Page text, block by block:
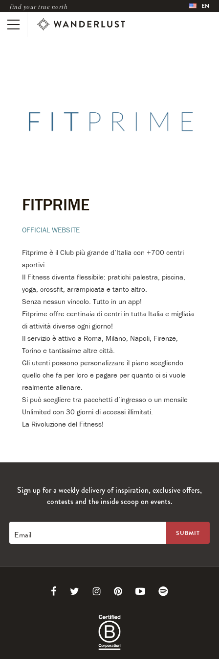
find your true north EN
FITPRIME
OFFICIAL WEBSITE
Fitprime è il Club più grande d’Italia con +700 centri
sportivi.
Il Fitness diventa flessibile: pratichi palestra, piscina,
yoga, crossfit, arrampicata e tanto altro.
Senza nessun vincolo. Tutto in un app!
Fitprime offre centinaia di centri in tutta Italia e migliaia
di attività diverse ogni giorno!
Il servizio è attivo a Roma, Milano, Napoli, Firenze,
Torino e tantissime altre città.
Gli utenti possono personalizzare il piano scegliendo
quello che fa per loro e pagare per quanto ci si vuole
realmente allenare.
Si può scegliere tra pacchetti d’ingresso o un mensile
Unlimited con 30 giorni di accessi illimitati.
La Rivoluzione del Fitness!
Sign up for a weekly delivery of inspiration, exclusive offers,
contests and the inside scoop on events.
Email
Link Link
Twitter
Link
Instagram
Link Link